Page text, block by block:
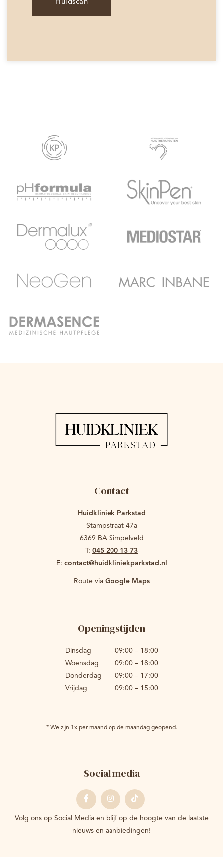
Contact
Huidkliniek Parkstad
Stampstraat 47a
6369 BA Simpelveld
T: 045 200 13 73
E: contact@huidkliniekparkstad.nl
Route via Google Maps
Openingstijden
Dinsdag
09:00 – 18:00
Woensdag
09:00 – 18:00
Donderdag
09:00 – 17:00
Vrijdag
09:00 – 15:00
* We zijn 1x per maand op de maandag geopend.
Social media
FacebookInstagramTiktok
Volg ons op Social Media en blijf op de hoogte van de laatste
nieuws en aanbiedingen!